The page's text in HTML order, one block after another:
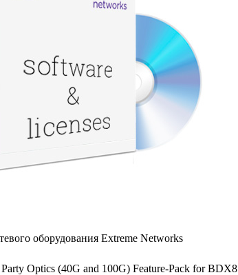
оборудования Extreme Networks
Optics (40G and 100G) Feature-Pack for BDX8